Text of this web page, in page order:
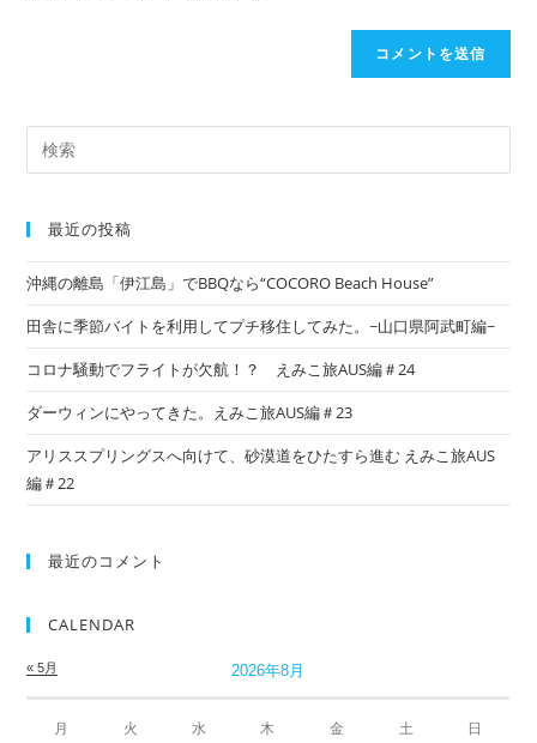
最近の投稿
沖縄の離島「伊江島」でBBQなら“COCORO Beach House”
田舎に季節バイトを利用してプチ移住してみた。~山口県阿武町編~
コロナ騒動でフライトが欠航！？ えみこ旅AUS編＃24
ダーウィンにやってきた。えみこ旅AUS編＃23
アリススプリングスへ向けて、砂漠道をひたすら進む えみこ旅AUS
編＃22
最近のコメント
CALENDAR
2026年8月
月 火 水 木 金 土 日
« 5月